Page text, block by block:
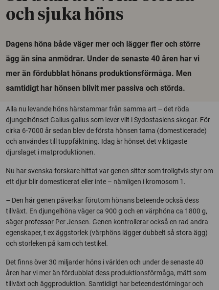
och sjuka höns
Dagens höna både väger mer och lägger fler och större
ägg än sina anmödrar. Under de senaste 40 åren har vi
mer än fördubblat hönans produktionsförmåga. Men
samtidigt har hönsen blivit mer passiva och störda.
Alla nu levande höns härstammar från samma art – det röda
djungelhönset Gallus gallus som lever vilt i Sydostasiens skogar. För
cirka 6-7000 år sedan blev de första hönsen tama (domesticerade)
och användes till tuppfäktning. Idag är hönset det viktigaste
djurslaget i matproduktionen.
Nu har svenska forskare hittat var genen sitter som troligtvis styr om
ett djur blir domesticerat eller inte – nämligen i kromosom 1.
– Den här genen påverkar förutom hönans beteende också dess
tillväxt. En djungelhöna väger ca 900 g och en värphöna ca 1800 g,
säger professor Per Jensen. Genen kontrollerar också en rad andra
egenskaper, t ex äggstorlek (värphöns lägger dubbelt så stora ägg)
och storleken på kam och testikel.
Det finns över 30 miljarder höns i världen och under de senaste 40
åren har vi mer än fördubblat dess produktionsförmåga, mätt som
tillväxt och äggproduktion. Samtidigt har beteendestörningar och